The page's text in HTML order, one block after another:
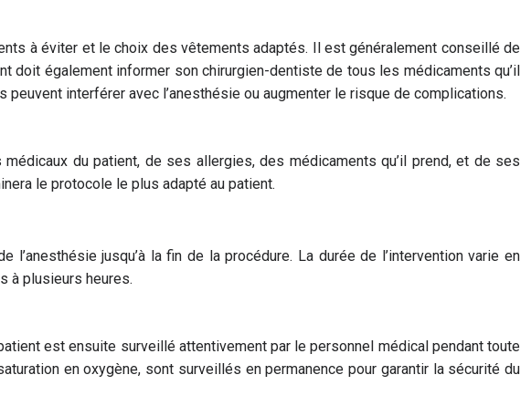
à éviter et le choix des vêtements adaptés. Il est généralement conseillé de
doit également informer son chirurgien-dentiste de tous les médicaments qu’il
interférer avec l’anesthésie ou augmenter le risque de complications.
du patient, de ses allergies, des médicaments qu’il prend, et de ses
le protocole le plus adapté au patient.
jusqu’à la fin de la procédure. La durée de l’intervention varie en
à plusieurs heures.
est ensuite surveillé attentivement par le personnel médical pendant toute
en oxygène, sont surveillés en permanence pour garantir la sécurité du